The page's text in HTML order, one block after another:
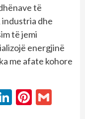
të
dhe
të jemi
energjinë
me afate kohore
LinkedIn